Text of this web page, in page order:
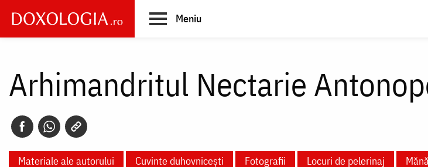
main
Meniu
Arhimandritul Nectarie
Materiale ale autorului Cuvinte duhovnicești Fotografii Locuri de pelerinaj